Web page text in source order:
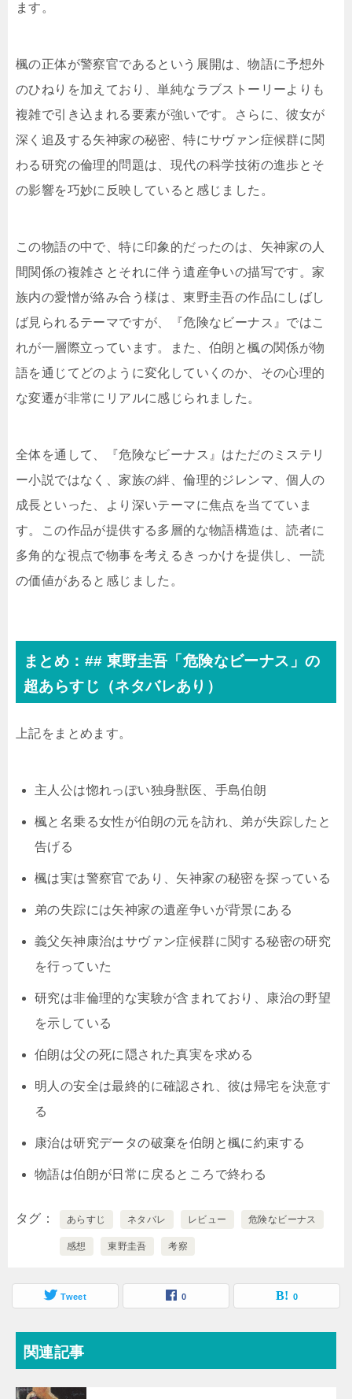
ます。
楓の正体が警察官であるという展開は、物語に予想外
のひねりを加えており、単純なラブストーリーよりも
複雑で引き込まれる要素が強いです。さらに、彼女が
深く追及する矢神家の秘密、特にサヴァン症候群に関
わる研究の倫理的問題は、現代の科学技術の進歩とそ
の影響を巧妙に反映していると感じました。
この物語の中で、特に印象的だったのは、矢神家の人
間関係の複雑さとそれに伴う遺産争いの描写です。家
族内の愛憎が絡み合う様は、東野圭吾の作品にしばし
ば見られるテーマですが、『危険なビーナス』ではこ
れが一層際立っています。また、伯朗と楓の関係が物
語を通じてどのように変化していくのか、その心理的
な変遷が非常にリアルに感じられました。
全体を通して、『危険なビーナス』はただのミステリ
ー小説ではなく、家族の絆、倫理的ジレンマ、個人の
成長といった、より深いテーマに焦点を当てていま
す。この作品が提供する多層的な物語構造は、読者に
多角的な視点で物事を考えるきっかけを提供し、一読
の価値があると感じました。
まとめ：## 東野圭吾「危険なビーナス」の
超あらすじ（ネタバレあり）
上記をまとめます。
主人公は惚れっぽい独身獣医、手島伯朗
楓と名乗る女性が伯朗の元を訪れ、弟が失踪したと
告げる
楓は実は警察官であり、矢神家の秘密を探っている
弟の失踪には矢神家の遺産争いが背景にある
義父矢神康治はサヴァン症候群に関する秘密の研究
を行っていた
研究は非倫理的な実験が含まれており、康治の野望
を示している
伯朗は父の死に隠された真実を求める
明人の安全は最終的に確認され、彼は帰宅を決意す
る
康治は研究データの破棄を伯朗と楓に約束する
物語は伯朗が日常に戻るところで終わる
タグ あらすじ ネタバレ レビュー 危険なビーナス
感想 東野圭吾 考察
Tweet 0 0
関連記事